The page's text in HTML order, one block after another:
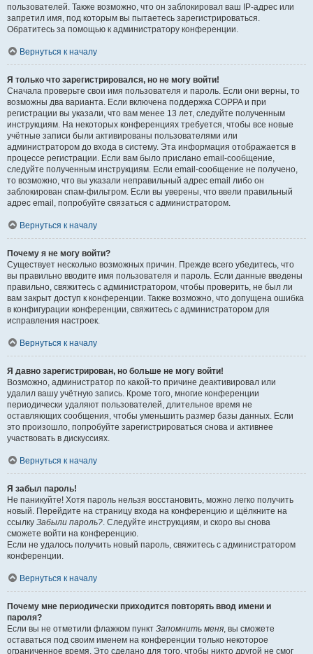
пользователей. Также возможно, что он заблокировал ваш IP-адрес или
запретил имя, под которым вы пытаетесь зарегистрироваться.
Обратитесь за помощью к администратору конференции.
Вернуться к началу
Я только что зарегистрировался, но не могу войти!
Сначала проверьте свои имя пользователя и пароль. Если они верны, то
возможны два варианта. Если включена поддержка COPPA и при
регистрации вы указали, что вам менее 13 лет, следуйте полученным
инструкциям. На некоторых конференциях требуется, чтобы все новые
учётные записи были активированы пользователями или
администратором до входа в систему. Эта информация отображается в
процессе регистрации. Если вам было прислано email-сообщение,
следуйте полученным инструкциям. Если email-сообщение не получено,
то возможно, что вы указали неправильный адрес email либо он
заблокирован спам-фильтром. Если вы уверены, что ввели правильный
адрес email, попробуйте связаться с администратором.
Вернуться к началу
Почему я не могу войти?
Существует несколько возможных причин. Прежде всего убедитесь, что
вы правильно вводите имя пользователя и пароль. Если данные введены
правильно, свяжитесь с администратором, чтобы проверить, не был ли
вам закрыт доступ к конференции. Также возможно, что допущена ошибка
в конфигурации конференции, свяжитесь с администратором для
исправления настроек.
Вернуться к началу
Я давно зарегистрирован, но больше не могу войти!
Возможно, администратор по какой-то причине деактивировал или
удалил вашу учётную запись. Кроме того, многие конференции
периодически удаляют пользователей, длительное время не
оставляющих сообщения, чтобы уменьшить размер базы данных. Если
это произошло, попробуйте зарегистрироваться снова и активнее
участвовать в дискуссиях.
Вернуться к началу
Я забыл пароль!
Не паникуйте! Хотя пароль нельзя восстановить, можно легко получить
новый. Перейдите на страницу входа на конференцию и щёлкните на
ссылку Забыли пароль?. Следуйте инструкциям, и скоро вы снова
сможете войти на конференцию.
Если не удалось получить новый пароль, свяжитесь с администратором
конференции.
Вернуться к началу
Почему мне периодически приходится повторять ввод имени и
пароля?
Если вы не отметили флажком пункт Запомнить меня, вы сможете
оставаться под своим именем на конференции только некоторое
ограниченное время. Это сделано для того, чтобы никто другой не смог